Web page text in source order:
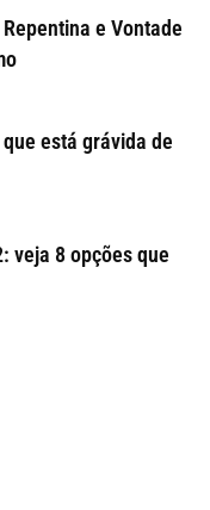
e Vontade
está grávida de
veja 8 opções que